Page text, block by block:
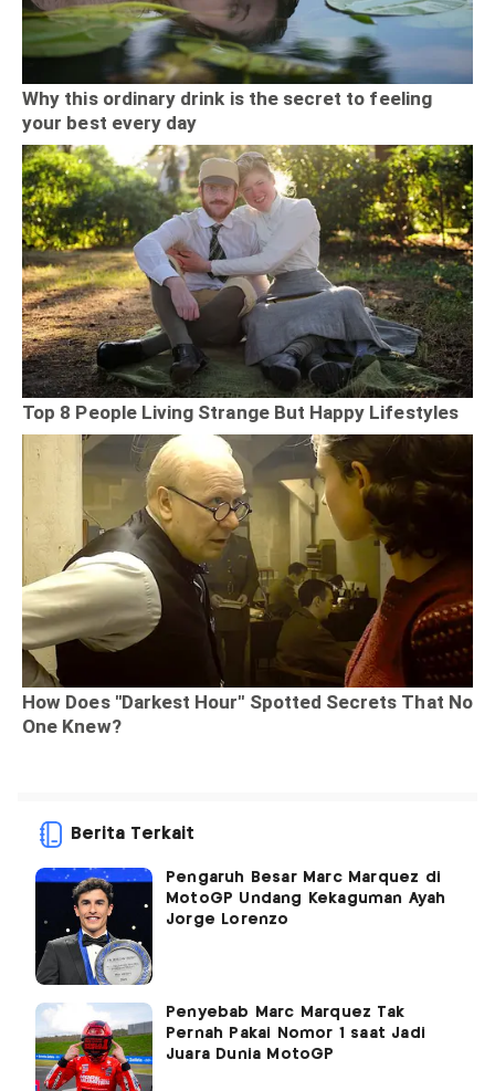
Berita Terkait
Pengaruh Besar Marc Marquez di
MotoGP Undang Kekaguman Ayah
Jorge Lorenzo
Penyebab Marc Marquez Tak
Pernah Pakai Nomor 1 saat Jadi
Juara Dunia MotoGP